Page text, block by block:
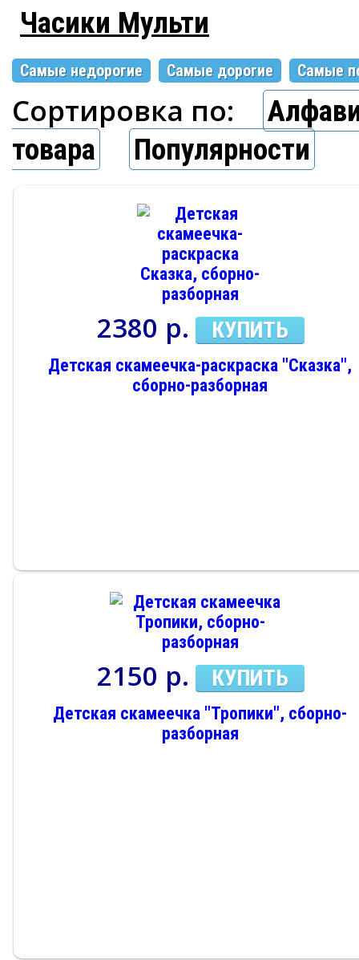
Часики Мульти
Самые недорогие Самые дорогие Самые
Сортировка по:
товара
Популярности
2380 р. КУПИТЬ
Детская скамеечка-раскраска "Сказка",
сборно-разборная
2150 р. КУПИТЬ
Детская скамеечка "Тропики", сборно-
разборная